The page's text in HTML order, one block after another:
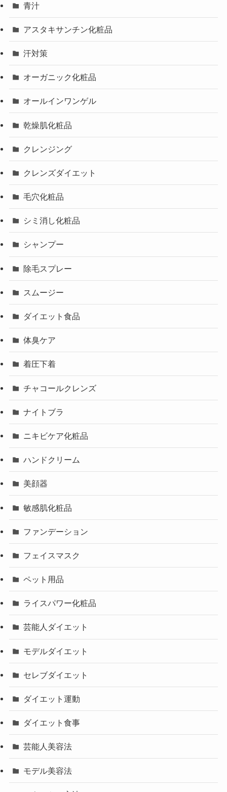
青汁
アスタキサンチン化粧品
汗対策
オーガニック化粧品
オールインワンゲル
乾燥肌化粧品
クレンジング
クレンズダイエット
毛穴化粧品
シミ消し化粧品
シャンプー
除毛スプレー
スムージー
ダイエット食品
体臭ケア
着圧下着
チャコールクレンズ
ナイトブラ
ニキビケア化粧品
ハンドクリーム
美顔器
敏感肌化粧品
ファンデーション
フェイスマスク
ペット用品
ライスパワー化粧品
芸能人ダイエット
モデルダイエット
セレブダイエット
ダイエット運動
ダイエット食事
芸能人美容法
モデル美容法